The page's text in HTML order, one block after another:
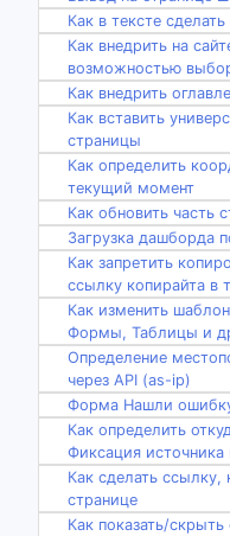
Как в тексте
Как внедрить на
возможностью
Как внедрить
Как вставить
страницы
Как определить
текущий момент
Как обновить часть
Загрузка дашборда
Как запретить
ссылку копирайта в
Как изменить
Формы, Таблицы и
Определение
через API (as-ip)
Форма Нашли
Как определить
Фиксация источника
Как сделать ссылку,
странице
Как показать/